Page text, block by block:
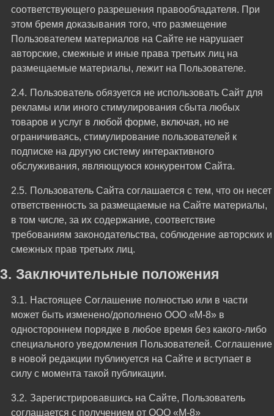
соответствующего разрешения правообладателя. При
этом бремя доказывания того, что размещение
Пользователем материалов на Сайте не нарушает
авторские, смежные и иные права третьих лиц на
размещаемые материалы, лежит на Пользователе.
Пользователь обязуется не использовать Сайт для
рекламы или иного стимулирования сбыта любых
товаров и услуг в любой форме, включая, но не
ограничиваясь, стимулирование пользователей к
подписке на другую систему интерактивного
обслуживания, являющуюся конкурентом Сайта.
Пользователь Сайта соглашается с тем, что он несет
ответственность за размещаемые на Сайте материалы,
в том числе, за их содержание, соответствие
требованиям законодательства, соблюдение авторских и
смежных прав третьих лиц.
Заключительные положения
Настоящее Соглашение полностью или в части
может быть изменено/дополнено ООО «М-8» в
одностороннем порядке в любое время без какого-либо
специального уведомления Пользователей. Соглашение
в новой редакции публикуется на Сайте и вступает в
силу с момента такой публикации.
Зарегистрировавшись на Сайте, Пользователь
соглашается с получением от ООО «М-8»